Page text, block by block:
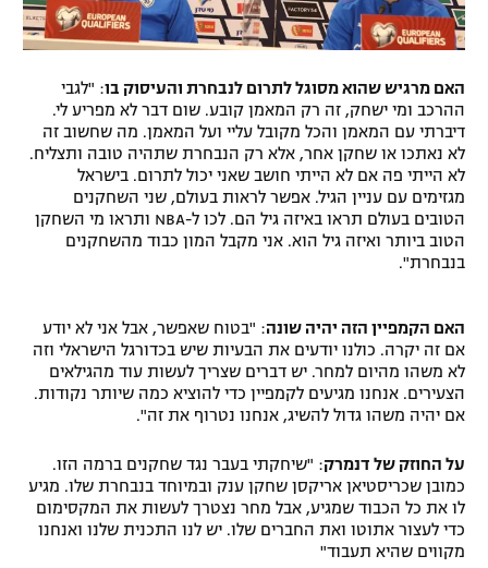
האם מרגיש שהוא מסוגל לתרום לנבחרת והעיסוק בו: "לגבי
ההרכב ומי ישחק, זה רק המאמן קובע. שום דבר לא מפריע לי.
דיברתי עם המאמן והכל מקובל עליי ועל המאמן. מה שחשוב זה
לא נאתכו או שחקן אחר, אלא רק הנבחרת שתהיה טובה ותצליח.
לא הייתי פה אם לא הייתי חושב שאני יכול לתרום. בישראל
מגזימים עם עניין הגיל. אפשר לראות בעולם, שני השחקנים
הטובים בעולם תראו באיזה גיל הם. לכו ל-NBA ותראו מי השחקן
הטוב ביותר ואיזה גיל הוא. אני מקבל המון כבוד מהשחקנים
בנבחרת".
האם הקמפיין הזה יהיה שונה: "בטוח שאפשר, אבל אני לא יודע
אם זה יקרה. כולנו יודעים את הבעיות שיש בכדורגל הישראלי וזה
לא משהו מהיום למחר. יש דברים שצריך לעשות עוד מהגילאים
הצעירים. אנחנו מגיעים לקמפיין כדי להוציא כמה שיותר נקודות.
אם יהיה משהו גדול להשיג, אנחנו נטרוף את זה".
על החוזק של דנמרק: "שיחקתי בעבר נגד שחקנים ברמה הזו.
כמובן שכריסטיאן אריקסן שחקן ענק ובמיוחד בנבחרת שלו. מגיע
לו את כל הכבוד שמגיע, אבל מחר נצטרך לעשות את המקסימום
כדי לעצור אתוטו ואת החברים שלו. יש לנו התכנית שלנו ואנחנו
מקווים שהיא תעבוד"